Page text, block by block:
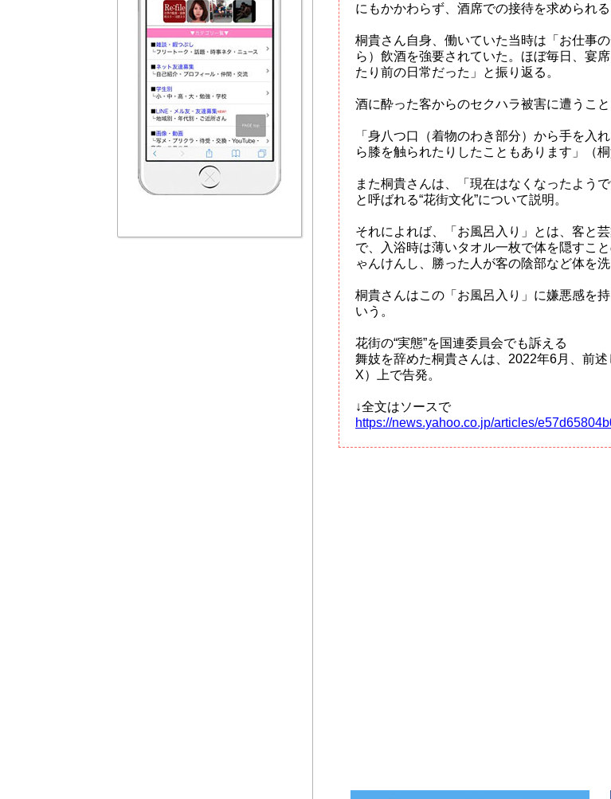
にもかかわらず、酒席での接待を求められる
桐貴さん自身、働いていた当時は「お仕事
ら）飲酒を強要されていた。ほぼ毎日、宴
たり前の日常だった」と振り返る。
酒に酔った客からのセクハラ被害に遭うこと
「身八つ口（着物のわき部分）から手を入
ら膝を触られたりしたこともあります」（桐
また桐貴さんは、「現在はなくなったよう
と呼ばれる“花街文化”について説明。
それによれば、「お風呂入り」とは、客と
で、入浴時は薄いタオル一枚で体を隠すこ
ゃんけんし、勝った人が客の陰部など体を
桐貴さんはこの「お風呂入り」に嫌悪感を
いう。
花街の“実態”を国連委員会でも訴える
舞妓を辞めた桐貴さんは、2022年6月、前
X）上で告発。
↓全文はソースで
https://news.yahoo.co.jp/articles/